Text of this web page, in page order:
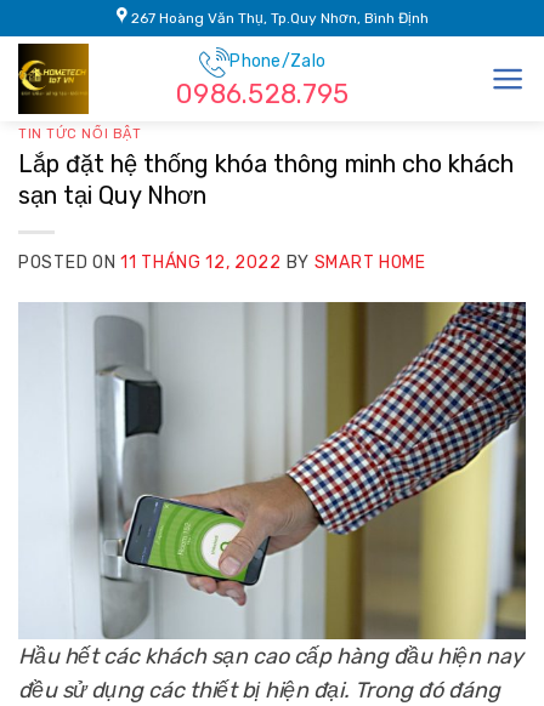
to
content
267 Hoàng Văn Thụ, Tp.Quy Nhơn, Bình Định
Phone/Zalo
0986.528.795
TIN TỨC NỔI BẬT
Lắp đặt hệ thống khóa thông minh cho khách
sạn tại Quy Nhơn
POSTED ON 11 THÁNG 12, 2022 BY SMART HOME
Hầu hết các khách sạn cao cấp hàng đầu hiện nay
đều sử dụng các thiết bị hiện đại. Trong đó đáng